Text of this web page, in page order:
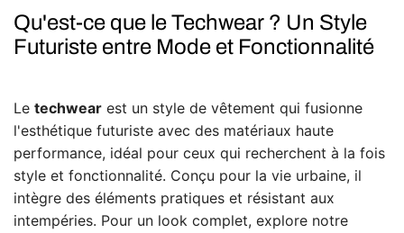
Qu'est-ce que le Techwear ? Un Style
Futuriste entre Mode et Fonctionnalité
Le techwear est un style de vêtement qui fusionne
l'esthétique futuriste avec des matériaux haute
performance, idéal pour ceux qui recherchent à la fois
style et fonctionnalité. Conçu pour la vie urbaine, il
intègre des éléments pratiques et résistant aux
intempéries. Pour un look complet, explore notre